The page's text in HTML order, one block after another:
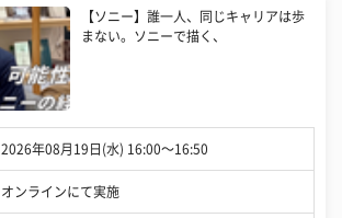
【ソニー】誰一人、同じキャリアは歩
まない。ソニーで描く、
2026年08月19日(水) 16:00〜16:50
オンラインにて実施